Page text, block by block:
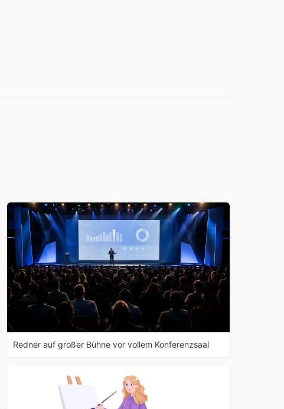
Redner auf großer Bühne vor vollem Konferenzsaal